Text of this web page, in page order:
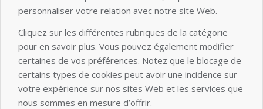
personnaliser votre relation avec notre site Web.
Cliquez sur les différentes rubriques de la catégorie
pour en savoir plus. Vous pouvez également modifier
certaines de vos préférences. Notez que le blocage de
certains types de cookies peut avoir une incidence sur
votre expérience sur nos sites Web et les services que
nous sommes en mesure d’offrir.